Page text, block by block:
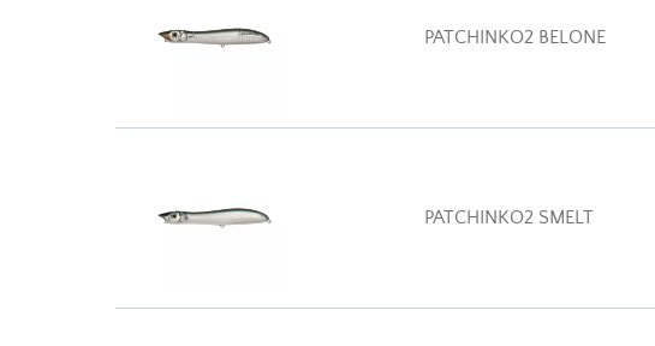
PATCHINKO2 BELONE
PATCHINKO2 SMELT